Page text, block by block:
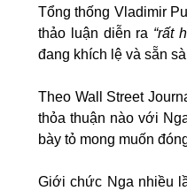
Tổng thống Vladimir
thảo luận diễn ra “rất
đang khích lệ và sẵn
Theo Wall Street
thỏa thuận nào với
bày tỏ mong muốn
Giới chức Nga nhiều